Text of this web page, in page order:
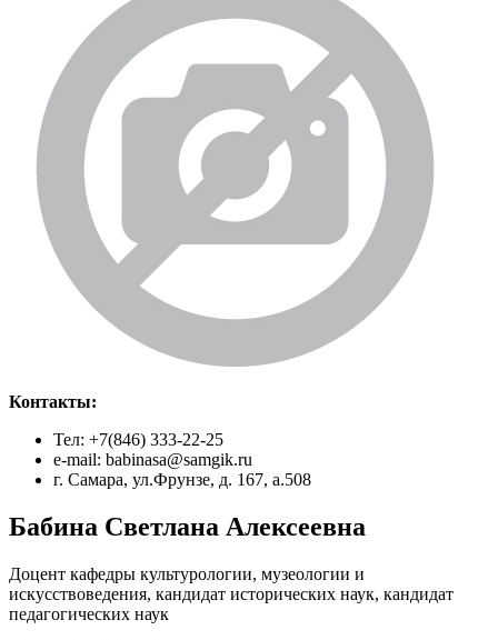
Контакты:
Тел: +7(846) 333-22-25
e-mail: babinasa@samgik.ru
г. Самара, ул.Фрунзе, д. 167, а.508
Бабина Светлана Алексеевна
Доцент кафедры культурологии, музеологии и
искусствоведения, кандидат исторических наук, кандидат
педагогических наук